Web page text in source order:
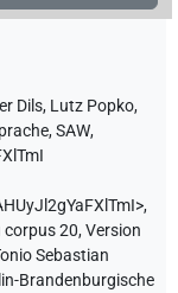
Dils, Lutz Popko,
SAW,
,
corpus 20, Version
Sebastian
Brandenburgische